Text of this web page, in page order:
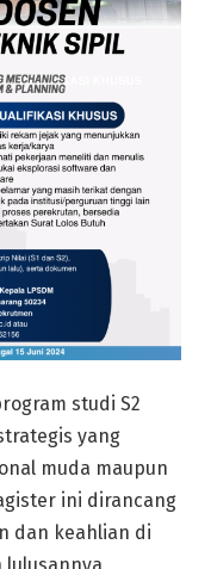
studi S2
yang
muda maupun
ini dirancang
dan keahlian di